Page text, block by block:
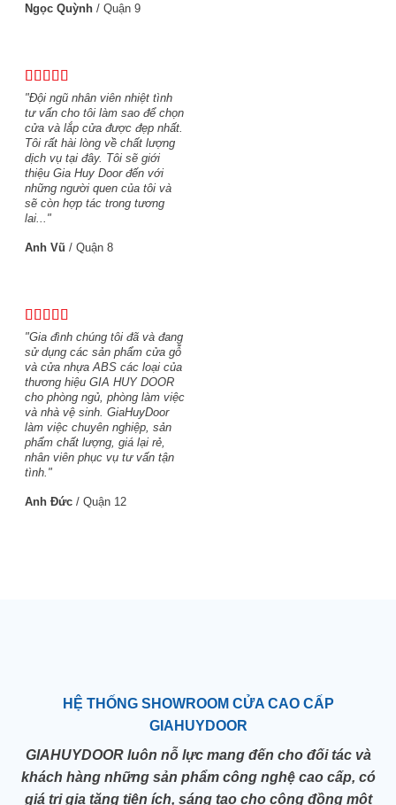
Ngọc Quỳnh / Quận 9
"Đội ngũ nhân viên nhiệt tình
tư vấn cho tôi làm sao để chọn
cửa và lắp cửa được đẹp nhất.
Tôi rất hài lòng về chất lượng
dịch vụ tại đây. Tôi sẽ giới
thiệu Gia Huy Door đến với
những người quen của tôi và
sẽ còn hợp tác trong tương
lai..."
Anh Vũ / Quận 8
"Gia đình chúng tôi đã và đang
sử dụng các sản phẩm cửa gỗ
và cửa nhựa ABS các loại của
thương hiệu GIA HUY DOOR
cho phòng ngủ, phòng làm việc
và nhà vệ sinh. GiaHuyDoor
làm việc chuyên nghiệp, sản
phẩm chất lượng, giá lại rẻ,
nhân viên phục vụ tư vấn tận
tình."
Anh Đức / Quận 12
HỆ THỐNG SHOWROOM CỬA CAO CẤP
GIAHUYDOOR
GIAHUYDOOR luôn nỗ lực mang đến cho đối tác và
khách hàng những sản phẩm công nghệ cao cấp, có
giá trị gia tăng tiện ích, sáng tạo cho cộng đồng một